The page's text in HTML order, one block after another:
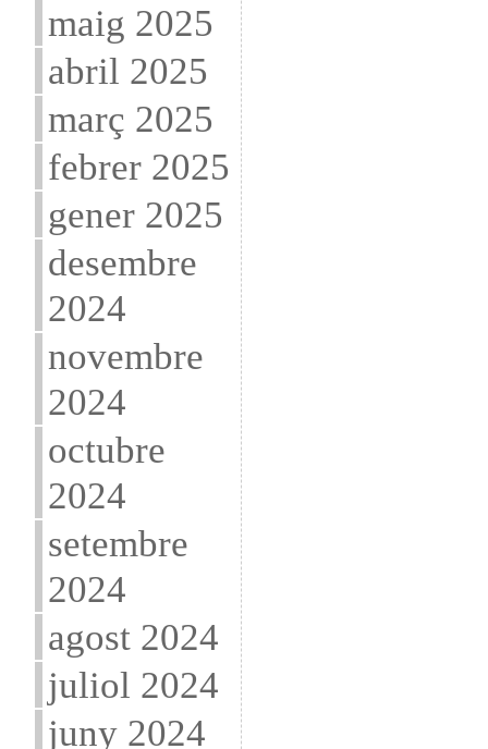
maig 2025
abril 2025
març 2025
febrer 2025
gener 2025
desembre
2024
novembre
2024
octubre
2024
setembre
2024
agost 2024
juliol 2024
juny 2024